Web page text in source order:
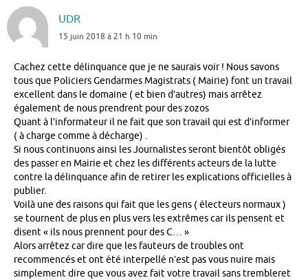
UDR
15 juin 2018 à 21 h 10 min
Cachez cette délinquance que je ne saurais voir ! Nous savons
tous que Policiers Gendarmes Magistrats ( Mairie) font un travail
excellent dans le domaine ( et bien d’autres) mais arrêtez
également de nous prendrent pour des zozos
Quant à l’informateur il ne fait que son travail qui est d’informer
( à charge comme à décharge) .
Si nous continuons ainsi les Journalistes seront bientôt obligés
des passer en Mairie et chez les différents acteurs de la lutte
contre la délinquance afin de retirer les explications officielles à
publier.
Voilà une des raisons qui fait que les gens ( électeurs normaux )
se tournent de plus en plus vers les extrêmes car ils pensent et
disent « ils nous prennent pour des C… »
Alors arrêtez car dire que les fauteurs de troubles ont
recommencés et ont été interpellé n’est pas vous nuire mais
simplement dire que vous avez fait votre travail sans trembleret